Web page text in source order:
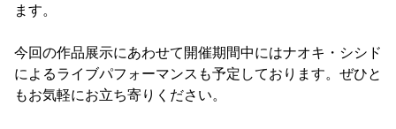
ます。
今回の作品展示にあわせて開催期間中にはナオキ・シシド
によるライブパフォーマンスも予定しております。ぜひと
もお気軽にお立ち寄りください。